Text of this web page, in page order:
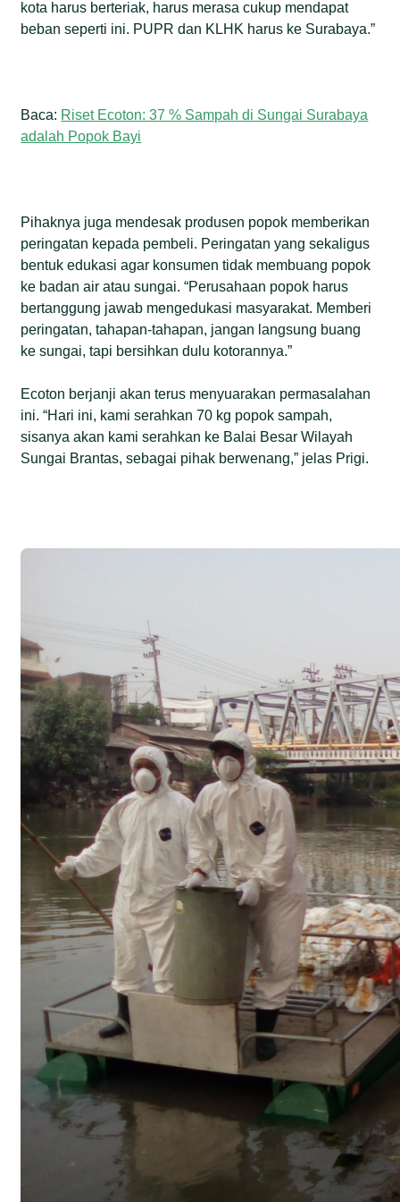
kota harus berteriak, harus merasa cukup mendapat
beban seperti ini. PUPR dan KLHK harus ke Surabaya.”
Baca: Riset Ecoton: 37 % Sampah di Sungai Surabaya
adalah Popok Bayi
Pihaknya juga mendesak produsen popok memberikan
peringatan kepada pembeli. Peringatan yang sekaligus
bentuk edukasi agar konsumen tidak membuang popok
ke badan air atau sungai. “Perusahaan popok harus
bertanggung jawab mengedukasi masyarakat. Memberi
peringatan, tahapan-tahapan, jangan langsung buang
ke sungai, tapi bersihkan dulu kotorannya.”
Ecoton berjanji akan terus menyuarakan permasalahan
ini. “Hari ini, kami serahkan 70 kg popok sampah,
sisanya akan kami serahkan ke Balai Besar Wilayah
Sungai Brantas, sebagai pihak berwenang,” jelas Prigi.